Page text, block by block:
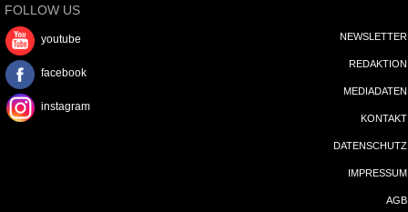
FOLLOW US
youtube
facebook
instagram
NEWSLETTER
REDAKTION
MEDIADATEN
KONTAKT
DATENSCHUTZ
IMPRESSUM
AGB